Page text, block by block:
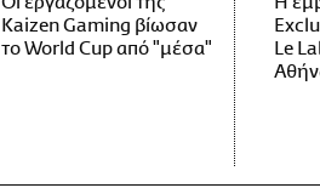
Kaizen Gaming βίωσαν
το World Cup από "μέσα"
Le